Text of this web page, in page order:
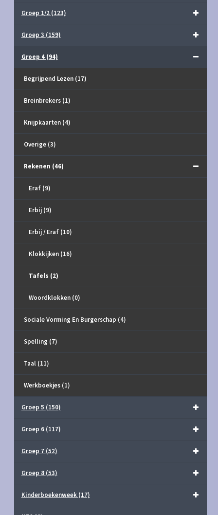
Groep 1/2 (123)
Groep 3 (159)
Groep 4 (94)
Begrijpend Lezen (17)
Breinbrekers (1)
Knijpkaarten (4)
Overige (3)
Rekenen (46)
Eraf (9)
Erbij (9)
Erbij / Eraf (10)
Klokkijken (16)
Tafels (2)
Woordklokken (0)
Sociale Vorming En Burgerschap (4)
Spelling (7)
Taal (11)
Werkboekjes (1)
Groep 5 (150)
Groep 6 (117)
Groep 7 (52)
Groep 8 (53)
Kinderboekenweek (17)